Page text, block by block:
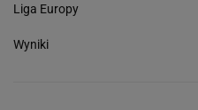
Liga Europy
Wyniki